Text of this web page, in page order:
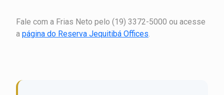
Fale com a Frias Neto pelo (19) 3372-5000 ou acesse
a página do Reserva Jequitibá Offices.